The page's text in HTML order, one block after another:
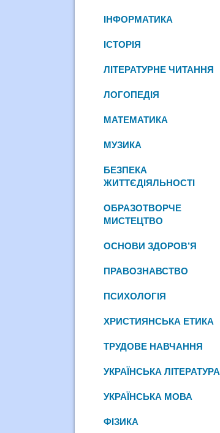
ІНФОРМАТИКА
ІСТОРІЯ
ЛІТЕРАТУРНЕ ЧИТАННЯ
ЛОГОПЕДІЯ
МАТЕМАТИКА
МУЗИКА
БЕЗПЕКА
ЖИТТЄДІЯЛЬНОСТІ
ОБРАЗОТВОРЧЕ
МИСТЕЦТВО
ОСНОВИ ЗДОРОВ’Я
ПРАВОЗНАВСТВО
ПСИХОЛОГІЯ
ХРИСТИЯНСЬКА ЕТИКА
ТРУДОВЕ НАВЧАННЯ
УКРАЇНСЬКА ЛІТЕРАТУРА
УКРАЇНСЬКА МОВА
ФІЗИКА